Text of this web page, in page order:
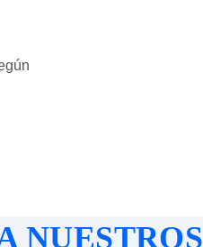
NUESTROS